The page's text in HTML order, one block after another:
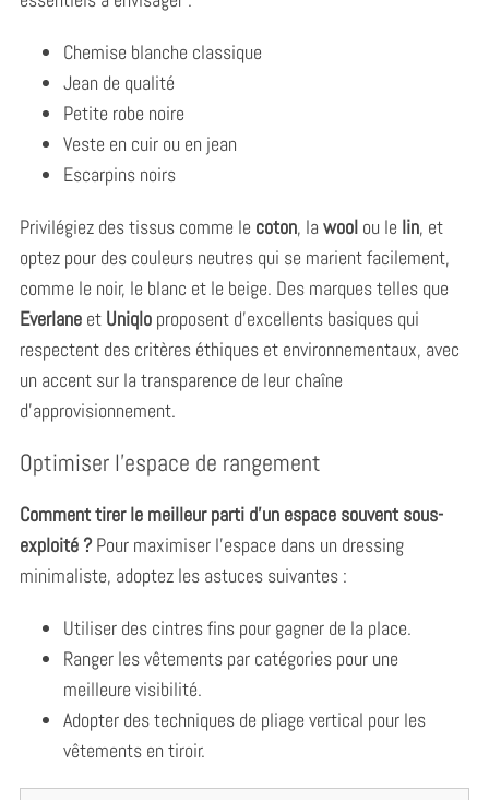
Chemise blanche classique
Jean de qualité
Petite robe noire
Veste en cuir ou en jean
Escarpins noirs
Privilégiez des tissus comme le coton, la woolou le lin, et
optez pour des couleurs neutres qui se marient facilement,
comme le noir, le blanc et le beige. Des marques telles que
Everlaneet Uniqloproposent d’excellents basiques qui
respectent des critères éthiques et environnementaux, avec
un accent sur la transparence de leur chaîne
d’approvisionnement.
Optimiser l’espace de rangement
Comment tirer le meilleur parti d’un espace souvent sous-
exploité ?Pour maximiser l’espace dans un dressing
minimaliste, adoptez les astuces suivantes :
Utiliser des cintres fins pour gagner de la place.
Ranger les vêtements par catégories pour une
meilleure visibilité.
Adopter des techniques de pliage vertical pour les
vêtements en tiroir.